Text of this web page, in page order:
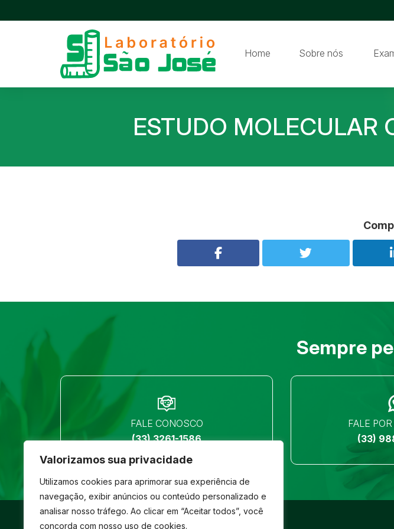
Valorizamos sua privacidade
Utilizamos cookies para aprimorar sua experiência de
navegação, exibir anúncios ou conteúdo personalizado e
analisar nosso tráfego. Ao clicar em “Aceitar todos”, você
concorda com nosso uso de cookies.
Home Sobre nós
ESTUDO MOLECULAR
Sempre
FALE CONOSCO
(33) 3261-1586
FALE
(33)
© São José- Todos os direitos reservados